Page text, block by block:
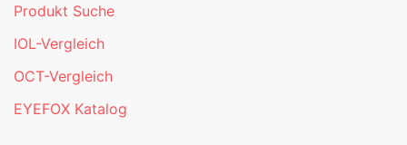
Produkt Suche
IOL-Vergleich
OCT-Vergleich
EYEFOX Katalog